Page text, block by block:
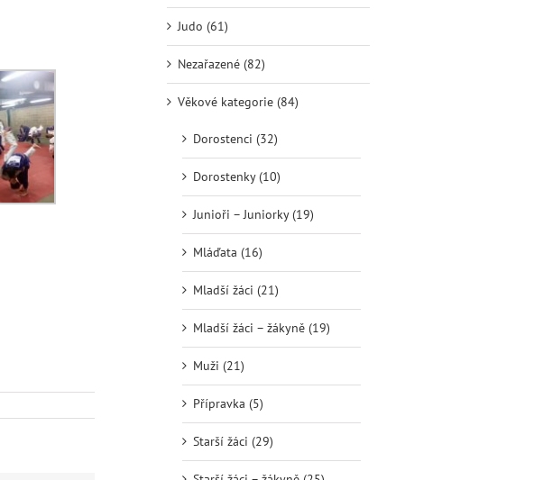
Judo (61)
Nezařazené (82)
Věkové kategorie (84)
Dorostenci (32)
Dorostenky (10)
Junioři – Juniorky (19)
Mláďata (16)
Mladší žáci (21)
Mladší žáci – žákyně (19)
Muži (21)
Přípravka (5)
Starší žáci (29)